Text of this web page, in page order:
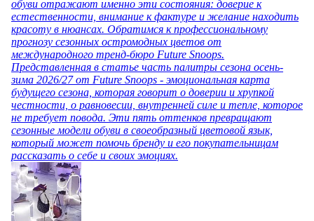
обуви отражают именно эти состояния: доверие к
естественности, внимание к фактуре и желание находить
красоту в нюансах. Обратимся к профессиональному
прогнозу сезонных остромодных цветов от
международного тренд-бюро Future Snoops.
Представленная в статье часть палитры сезона осень-
зима 2026/27 от Future Snoops - эмоциональная карта
будущего сезона, которая говорит о доверии и хрупкой
честности, о равновесии, внутренней силе и тепле, которое
не требует повода. Эти пять оттенков превращают
сезонные модели обуви в своеобразный цветовой язык,
который может помочь бренду и его покупательницам
рассказать о себе и своих эмоциях.